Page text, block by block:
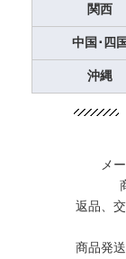
関西
中国･四国
沖縄
メ
返品、
商品発